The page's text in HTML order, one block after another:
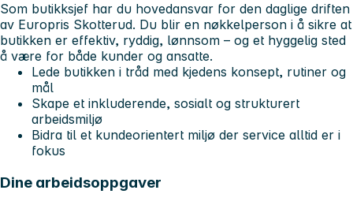
Som butikksjef har du hovedansvar for den daglige driften
av Europris Skotterud. Du blir en nøkkelperson i å sikre at
butikken er effektiv, ryddig, lønnsom – og et hyggelig sted
å være for både kunder og ansatte.
Lede butikken i tråd med kjedens konsept, rutiner og
mål
Skape et inkluderende, sosialt og strukturert
arbeidsmiljø
Bidra til et kundeorientert miljø der service alltid er i
fokus
Dine arbeidsoppgaver